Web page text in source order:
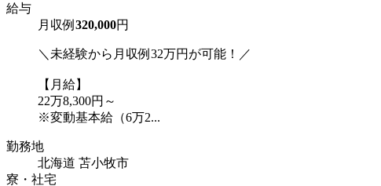
給与
月収例 320,000円
＼未経験から月収例32万円が可能！／
【月給】
22万8,300円～
※変動基本給（6万2...
勤務地
北海道 苫小牧市
寮・社宅